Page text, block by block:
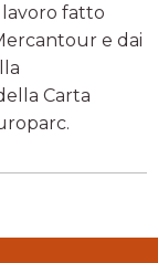
fatto
e dai
Carta